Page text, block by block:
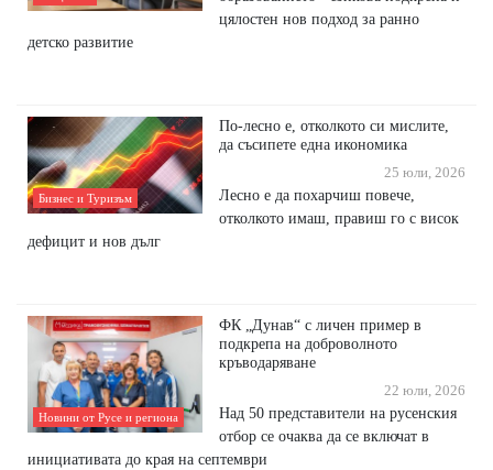
цялостен нов подход за ранно
детско развитие
Бизнес и Туризъм
По-лесно е, отколкото си мислите,
да съсипете една икономика
25 юли, 2026
Лесно е да похарчиш повече,
отколкото имаш, правиш го с висок
дефицит и нов дълг
Новини от Русе и региона
ФК „Дунав“ с личен пример в
подкрепа на доброволното
кръводаряване
22 юли, 2026
Над 50 представители на русенския
отбор се очаква да се включат в
инициативата до края на септември